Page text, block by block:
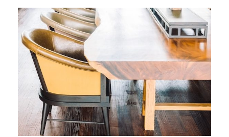
Перейти
содержимому